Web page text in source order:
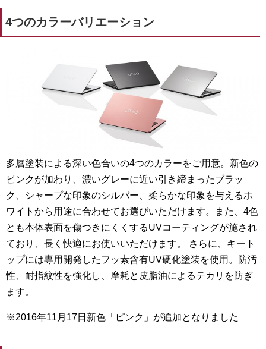
4つのカラーバリエーション
多層塗装による深い色合いの4つのカラーをご用意。新色の
ピンクが加わり、濃いグレーに近い引き締まったブラッ
ク、シャープな印象のシルバー、柔らかな印象を与えるホ
ワイトから用途に合わせてお選びいただけます。また、4色
とも本体表面を傷つきにくくするUVコーティングが施され
ており、長く快適にお使いいただけます。 さらに、キート
ップには専用開発したフッ素含有UV硬化塗装を使用。防汚
性、耐指紋性を強化し、摩耗と皮脂油によるテカリを防ぎ
ます。
※2016年11月17日新色「ピンク」が追加となりました